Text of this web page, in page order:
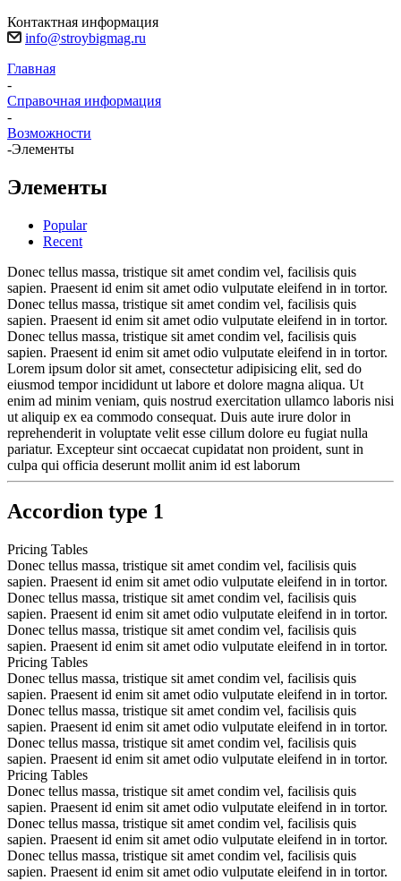
Контактная информация
info@stroybigmag.ru
Главная
-
Справочная информация
-
Возможности
-Элементы
Элементы
Popular
Recent
Donec tellus massa, tristique sit amet condim vel, facilisis quis
sapien. Praesent id enim sit amet odio vulputate eleifend in in tortor.
Donec tellus massa, tristique sit amet condim vel, facilisis quis
sapien. Praesent id enim sit amet odio vulputate eleifend in in tortor.
Donec tellus massa, tristique sit amet condim vel, facilisis quis
sapien. Praesent id enim sit amet odio vulputate eleifend in in tortor.
Lorem ipsum dolor sit amet, consectetur adipisicing elit, sed do
eiusmod tempor incididunt ut labore et dolore magna aliqua. Ut
enim ad minim veniam, quis nostrud exercitation ullamco laboris nisi
ut aliquip ex ea commodo consequat. Duis aute irure dolor in
reprehenderit in voluptate velit esse cillum dolore eu fugiat nulla
pariatur. Excepteur sint occaecat cupidatat non proident, sunt in
culpa qui officia deserunt mollit anim id est laborum
Accordion type 1
Pricing Tables
Donec tellus massa, tristique sit amet condim vel, facilisis quis
sapien. Praesent id enim sit amet odio vulputate eleifend in in tortor.
Donec tellus massa, tristique sit amet condim vel, facilisis quis
sapien. Praesent id enim sit amet odio vulputate eleifend in in tortor.
Donec tellus massa, tristique sit amet condim vel, facilisis quis
sapien. Praesent id enim sit amet odio vulputate eleifend in in tortor.
Pricing Tables
Donec tellus massa, tristique sit amet condim vel, facilisis quis
sapien. Praesent id enim sit amet odio vulputate eleifend in in tortor.
Donec tellus massa, tristique sit amet condim vel, facilisis quis
sapien. Praesent id enim sit amet odio vulputate eleifend in in tortor.
Donec tellus massa, tristique sit amet condim vel, facilisis quis
sapien. Praesent id enim sit amet odio vulputate eleifend in in tortor.
Pricing Tables
Donec tellus massa, tristique sit amet condim vel, facilisis quis
sapien. Praesent id enim sit amet odio vulputate eleifend in in tortor.
Donec tellus massa, tristique sit amet condim vel, facilisis quis
sapien. Praesent id enim sit amet odio vulputate eleifend in in tortor.
Donec tellus massa, tristique sit amet condim vel, facilisis quis
sapien. Praesent id enim sit amet odio vulputate eleifend in in tortor.